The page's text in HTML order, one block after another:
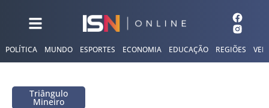
POLÍTICA MUNDO ESPORTES ECONOMIA EDUCAÇÃO REGIÕES
Triângulo
Mineiro